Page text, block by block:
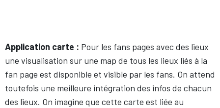
Application carte : Pour les fans pages avec des lieux
une visualisation sur une map de tous les lieux liés à la
fan page est disponible et visible par les fans. On attend
toutefois une meilleure intégration des infos de chacun
des lieux. On imagine que cette carte est liée au